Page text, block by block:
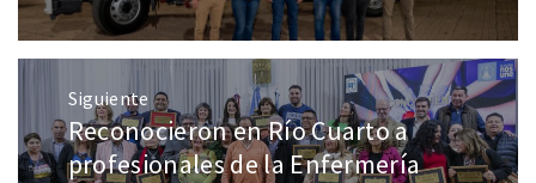
Siguiente
Reconocieron en Río Cuarto a
profesionales de la Enfermería